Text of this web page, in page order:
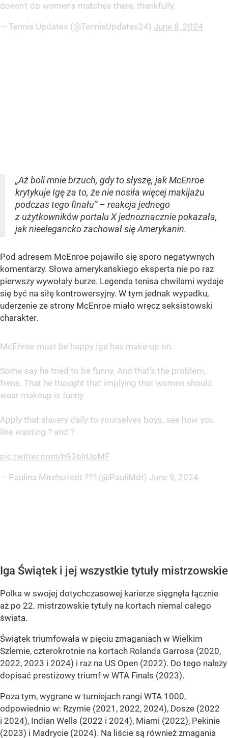
doesn't do women's matches there, thankfully.
— Tennis Updates (@TennisUpdates24) June 8, 2024
„Aż boli mnie brzuch, gdy to słyszę, jak McEnroe
krytykuje Igę za to, że nie nosiła więcej makijażu
podczas tego finału” – reakcja jednego
z użytkowników portalu X jednoznacznie pokazała,
jak nieelegancko zachował się Amerykanin.
Pod adresem McEnroe pojawiło się sporo negatywnych
komentarzy. Słowa amerykańskiego eksperta nie po raz
pierwszy wywołały burze. Legenda tenisa chwilami wydaje
się być na siłę kontrowersyjny. W tym jednak wypadku,
uderzenie ze strony McEnroe miało wręcz seksistowski
charakter.
McEnroe must be happy Iga has make-up on.
Some say he tried to be funny. And that’s the problem,
frens. That he thought that implying that women should
wear makeup is funny
Apply that slavery daily to yourselves boys, see how you
like wasting ? and ?
pic.twitter.com/h93blrUpMF
— Paulina Mitelsztedt ?️?? (@PauliMdt) June 9, 2024
Iga Świątek i jej wszystkie tytuły mistrzowskie
Polka w swojej dotychczasowej karierze sięgnęła łącznie
aż po 22. mistrzowskie tytuły na kortach niemal całego
świata.
Świątek triumfowała w pięciu zmaganiach w Wielkim
Szlemie, czterokrotnie na kortach Rolanda Garrosa (2020,
2022, 2023 i 2024) i raz na US Open (2022). Do tego należy
dopisać prestiżowy triumf w WTA Finals (2023).
Poza tym, wygrane w turniejach rangi WTA 1000,
odpowiednio w: Rzymie (2021, 2022, 2024), Dosze (2022
i 2024), Indian Wells (2022 i 2024), Miami (2022), Pekinie
(2023) i Madrycie (2024). Na liście są również zmagania